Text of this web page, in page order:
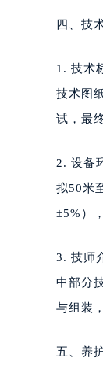
四、技
1. 技术
技术图
试，最
2. 设备
拟50米
±5%）
3. 技师
中部分
与组装
五、养